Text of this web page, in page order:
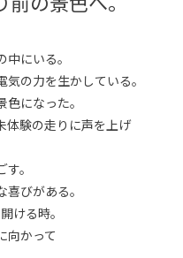
にいる。
の力を生かしている。
になった。
体験の走りに声を上げ
。
びがある。
ける時。
向かって